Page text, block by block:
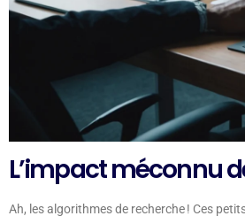
L’impact méconnu
Ah, les algorithmes de recherche ! Ces